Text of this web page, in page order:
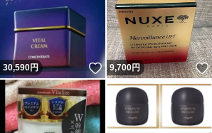
いいね！
30,590円 いいね！
9,700円